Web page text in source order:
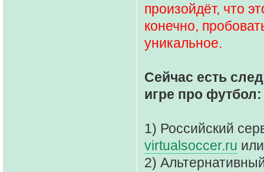
произойдёт, что
конечно,
уникальное.
Сейчас есть
игре про футбол:
1) Российский
virtualsoccer.ru
2)